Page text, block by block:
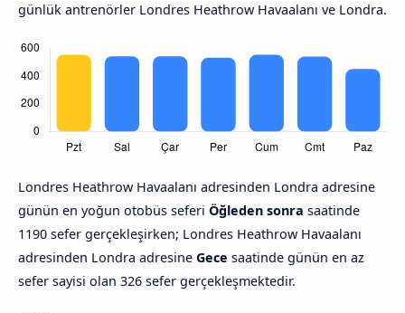
günlük antrenörler Londres Heathrow Havaalanı ve Londra.
Londres Heathrow Havaalanı adresinden Londra adresine
günün en yoğun otobüs seferi Öğleden sonra saatinde
1190 sefer gerçekleşirken; Londres Heathrow Havaalanı
adresinden Londra adresine Gece saatinde günün en az
sefer sayisi olan 326 sefer gerçekleşmektedir.